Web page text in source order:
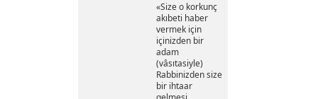
«Size o korkunç
akıbeti haber
vermek için
içinizden bir
adam
(vâsıtasiyle)
Rabbinizden size
bir ihtaar